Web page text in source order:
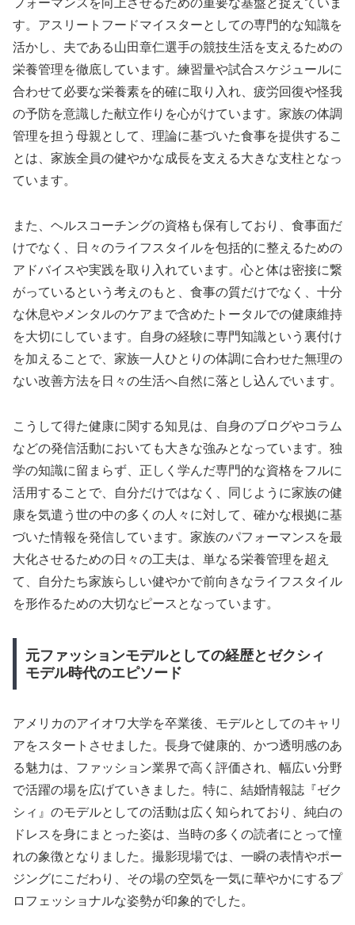
フォーマンスを向上させるための重要な基盤と捉えていま
す。アスリートフードマイスターとしての専門的な知識を
活かし、夫である山田章仁選手の競技生活を支えるための
栄養管理を徹底しています。練習量や試合スケジュールに
合わせて必要な栄養素を的確に取り入れ、疲労回復や怪我
の予防を意識した献立作りを心がけています。家族の体調
管理を担う母親として、理論に基づいた食事を提供するこ
とは、家族全員の健やかな成長を支える大きな支柱となっ
ています。
また、ヘルスコーチングの資格も保有しており、食事面だ
けでなく、日々のライフスタイルを包括的に整えるための
アドバイスや実践を取り入れています。心と体は密接に繋
がっているという考えのもと、食事の質だけでなく、十分
な休息やメンタルのケアまで含めたトータルでの健康維持
を大切にしています。自身の経験に専門知識という裏付け
を加えることで、家族一人ひとりの体調に合わせた無理の
ない改善方法を日々の生活へ自然に落とし込んでいます。
こうして得た健康に関する知見は、自身のブログやコラム
などの発信活動においても大きな強みとなっています。独
学の知識に留まらず、正しく学んだ専門的な資格をフルに
活用することで、自分だけではなく、同じように家族の健
康を気遣う世の中の多くの人々に対して、確かな根拠に基
づいた情報を発信しています。家族のパフォーマンスを最
大化させるための日々の工夫は、単なる栄養管理を超え
て、自分たち家族らしい健やかで前向きなライフスタイル
を形作るための大切なピースとなっています。
元ファッションモデルとしての経歴とゼクシィ
モデル時代のエピソード
アメリカのアイオワ大学を卒業後、モデルとしてのキャリ
アをスタートさせました。長身で健康的、かつ透明感のあ
る魅力は、ファッション業界で高く評価され、幅広い分野
で活躍の場を広げていきました。特に、結婚情報誌『ゼク
シィ』のモデルとしての活動は広く知られており、純白の
ドレスを身にまとった姿は、当時の多くの読者にとって憧
れの象徴となりました。撮影現場では、一瞬の表情やポー
ジングにこだわり、その場の空気を一気に華やかにするプ
ロフェッショナルな姿勢が印象的でした。